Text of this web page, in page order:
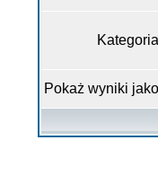
Pokaż wyniki